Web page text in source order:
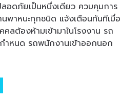
อดภัยเป็นหนึ่งเดียว ควบคุมการ
พาหนะทุกชนิด แจ้งเตือนทันทีเมื่อ
ลต้องห้ามเข้ามาในโรงงาน รถ
ำหนด รถพนักงานเข้าออกนอก